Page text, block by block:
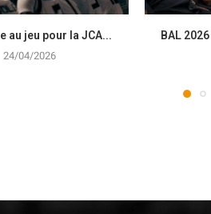
au jeu pour la JCA...
24/04/2026
BAL